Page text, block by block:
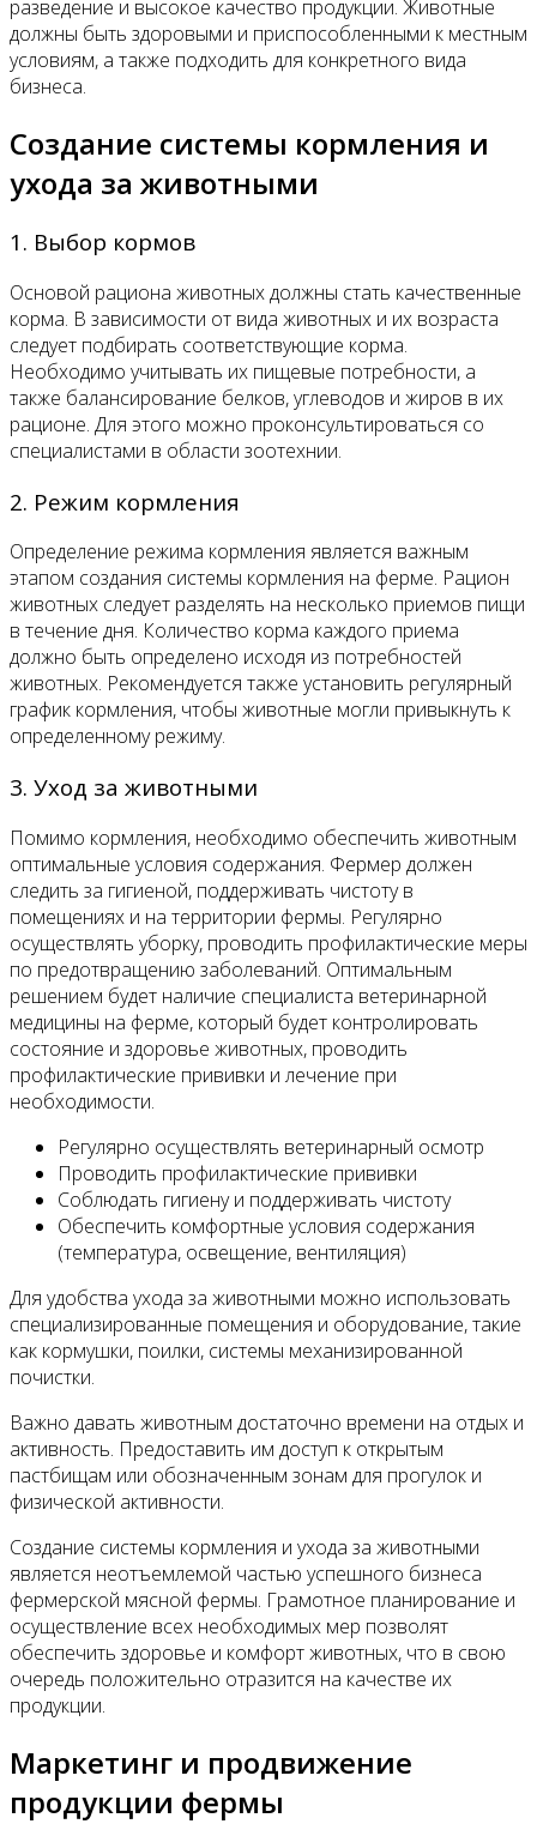
разведение и высокое качество продукции. Животные
должны быть здоровыми и приспособленными к местным
условиям, а также подходить для конкретного вида
бизнеса.
Создание системы кормления и
ухода за животными
1. Выбор кормов
Основой рациона животных должны стать качественные
корма. В зависимости от вида животных и их возраста
следует подбирать соответствующие корма.
Необходимо учитывать их пищевые потребности, а
также балансирование белков, углеводов и жиров в их
рационе. Для этого можно проконсультироваться со
специалистами в области зоотехнии.
2. Режим кормления
Определение режима кормления является важным
этапом создания системы кормления на ферме. Рацион
животных следует разделять на несколько приемов пищи
в течение дня. Количество корма каждого приема
должно быть определено исходя из потребностей
животных. Рекомендуется также установить регулярный
график кормления, чтобы животные могли привыкнуть к
определенному режиму.
3. Уход за животными
Помимо кормления, необходимо обеспечить животным
оптимальные условия содержания. Фермер должен
следить за гигиеной, поддерживать чистоту в
помещениях и на территории фермы. Регулярно
осуществлять уборку, проводить профилактические меры
по предотвращению заболеваний. Оптимальным
решением будет наличие специалиста ветеринарной
медицины на ферме, который будет контролировать
состояние и здоровье животных, проводить
профилактические прививки и лечение при
необходимости.
Регулярно осуществлять ветеринарный осмотр
Проводить профилактические прививки
Соблюдать гигиену и поддерживать чистоту
Обеспечить комфортные условия содержания
(температура, освещение, вентиляция)
Для удобства ухода за животными можно использовать
специализированные помещения и оборудование, такие
как кормушки, поилки, системы механизированной
почистки.
Важно давать животным достаточно времени на отдых и
активность. Предоставить им доступ к открытым
пастбищам или обозначенным зонам для прогулок и
физической активности.
Создание системы кормления и ухода за животными
является неотъемлемой частью успешного бизнеса
фермерской мясной фермы. Грамотное планирование и
осуществление всех необходимых мер позволят
обеспечить здоровье и комфорт животных, что в свою
очередь положительно отразится на качестве их
продукции.
Маркетинг и продвижение
продукции фермы